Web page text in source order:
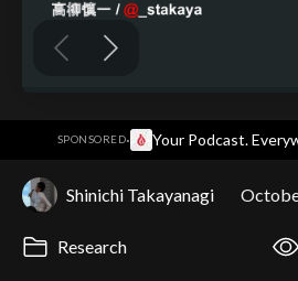
SPONSORED· Your Podcast.
Shinichi Takayanagi
Research